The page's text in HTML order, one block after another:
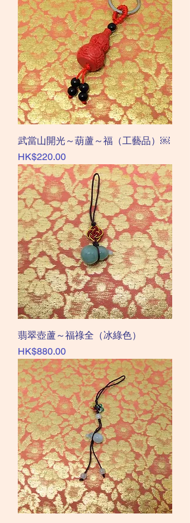
武當山開光～葫蘆～福（工藝品）￼
價格
HK$220.00
翡翠壺蘆～福祿全（冰綠色）
價格
HK$880.00